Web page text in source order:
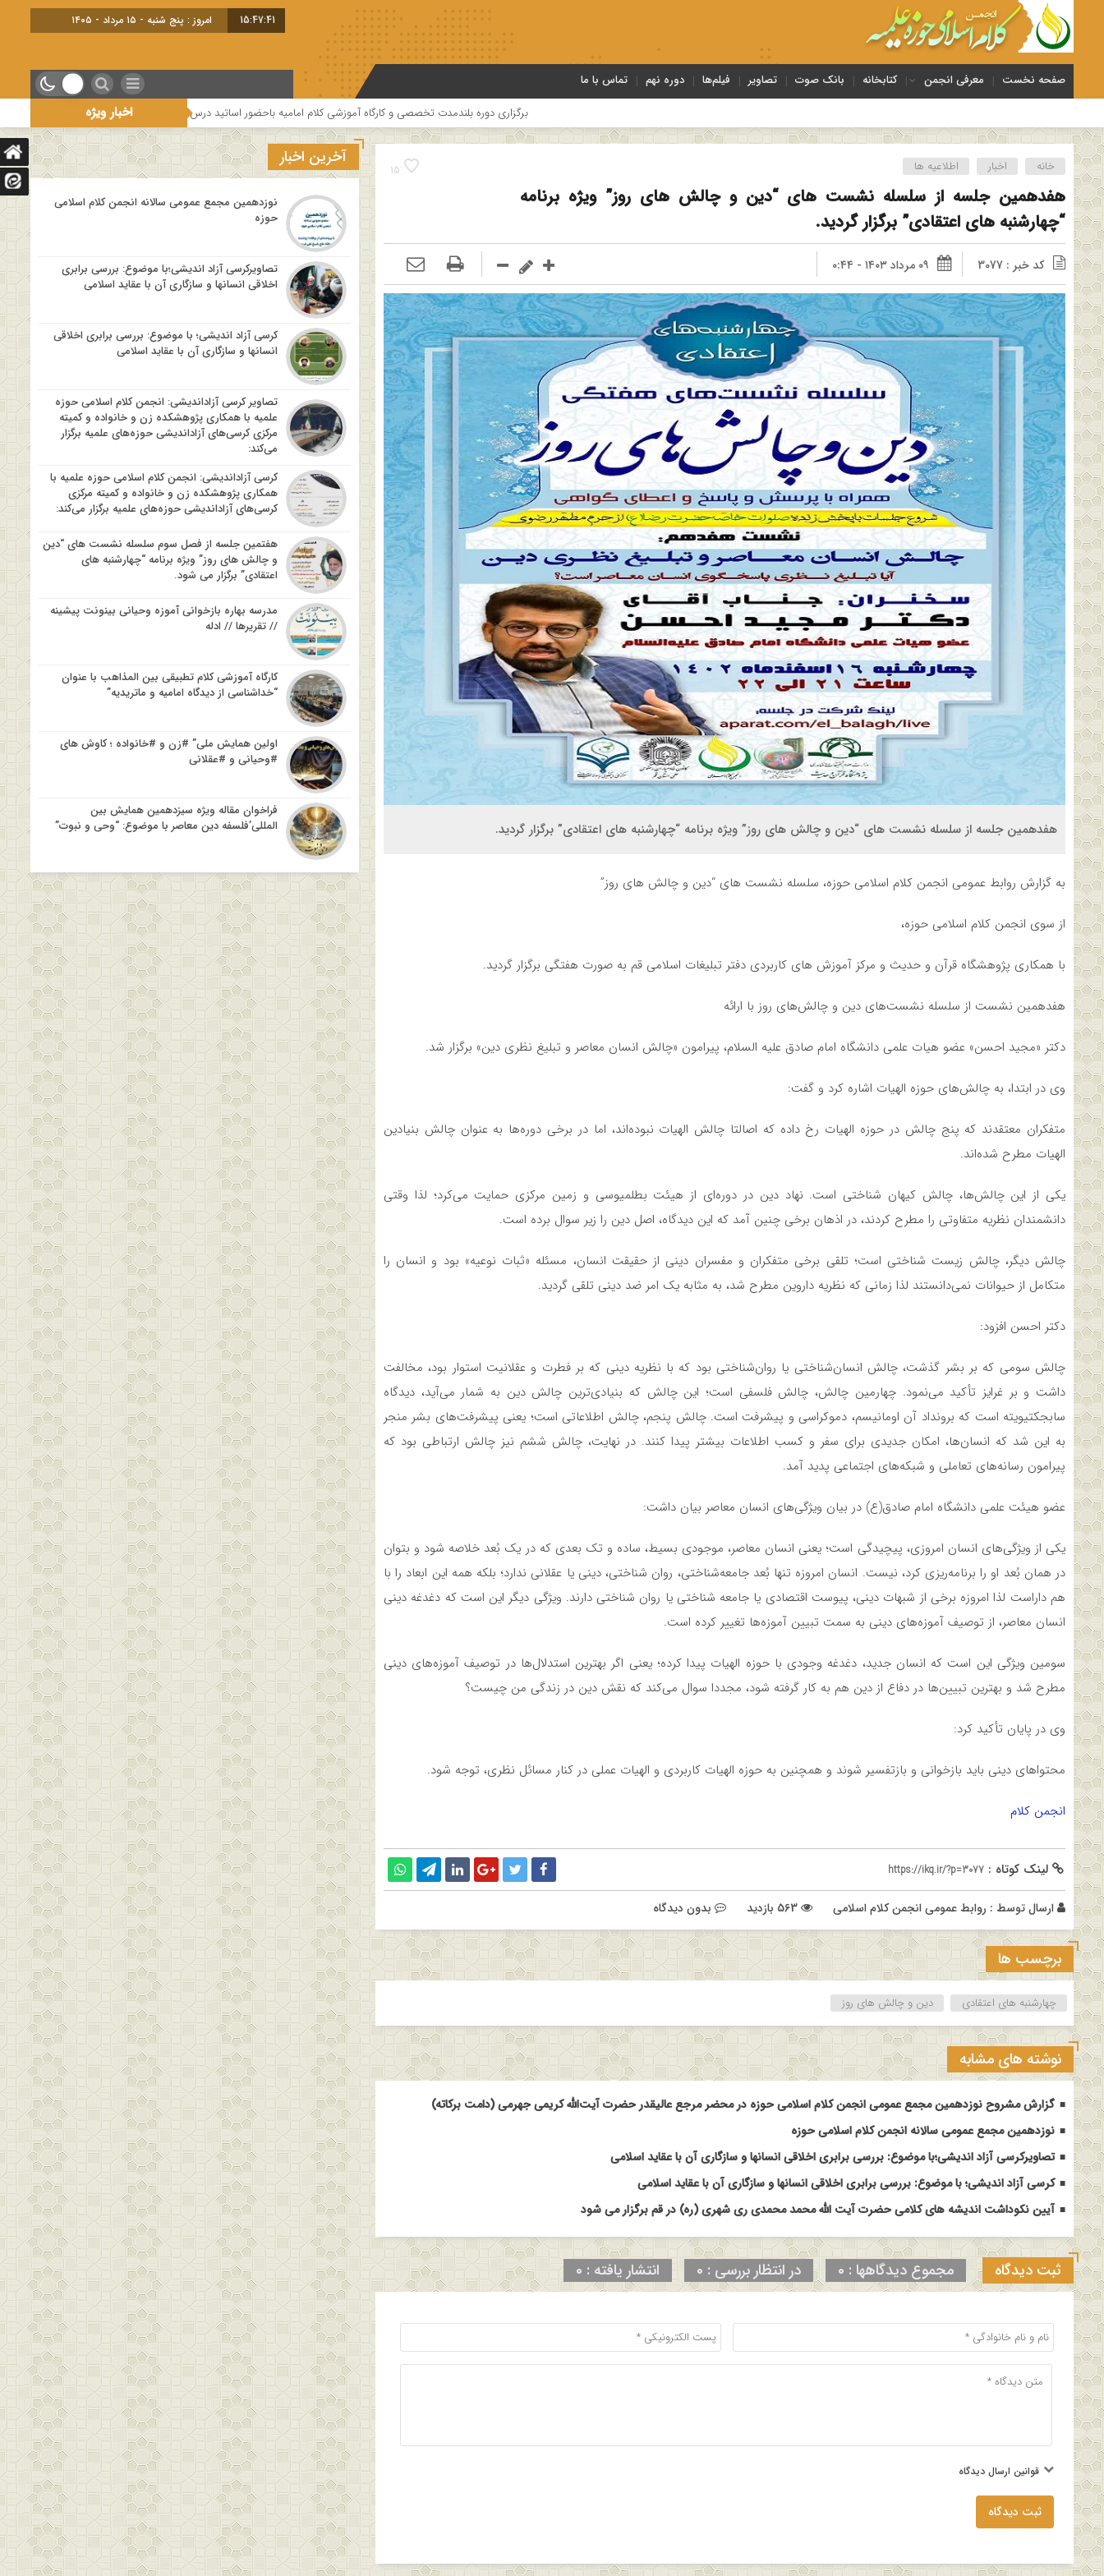
15:47:42 امروز : پنج شنبه - ۱۵ مرداد - ۱۴۰۵
صفحه نخست معرفی انجمن کتابخانه بانک صوت تصاویر فیلم‌ها دوره نهم تماس با ما
اخبار ویژه برگزاری دوره بلندمدت تخصصی و کارگاه آموزشی کلام امامیه باحضور اساتید درس خارج کلام و اساتید حوزه و دانشگاه هفتمین جلسه از فصل
15 خانه اخبار اطلاعیه ها
هفدهمین جلسه از سلسله نشست های “دین و چالش های روز” ویژه برنامه
“چهارشنبه های اعتقادی” برگزار گردید.
کد خبر : 3077 ۰۹ مرداد ۱۴۰۳ - ۰:۴۴
هفدهمین جلسه از سلسله نشست های “دین و چالش های روز” ویژه برنامه “چهارشنبه های اعتقادی” برگزار گردید.
به گزارش روابط عمومی انجمن کلام اسلامی حوزه، سلسله نشست های “دین و چالش های روز”
از سوی انجمن کلام اسلامی حوزه،
با همکاری پژوهشگاه قرآن و حدیث و مرکز آموزش های کاربردی دفتر تبلیغات اسلامی قم به صورت هفتگی برگزار گردید.
هفدهمین نشست از سلسله نشست‌های دین و چالش‌های روز با ارائه
دکتر «مجید احسن» عضو هیات علمی دانشگاه امام صادق علیه السلام، پیرامون «چالش انسان معاصر و تبلیغ نظری دین» برگزار شد.
وی در ابتدا، به چالش‌های حوزه الهیات اشاره کرد و گفت:
متفکران معتقدند که پنج چالش در حوزه الهیات رخ داده که اصالتا چالش الهیات نبوده­‌اند، اما در برخی دوره‌ها به عنوان چالش بنیادین
الهیات مطرح شده­‌اند.
یکی از این چالش‌ها، چالش کیهان شناختی است. نهاد دین در دوره‌ای از هیئت بطلمیوسی و زمین مرکزی حمایت می‌کرد؛ لذا وقتی
دانشمندان نظریه متفاوتی را مطرح کردند، در اذهان برخی چنین آمد که این دیدگاه، اصل دین را زیر سوال برده است.
چالش دیگر، چالش زیست شناختی است؛ تلقی برخی متفکران و مفسران دینی از حقیقت انسان، مسئله «ثبات نوعیه» بود و انسان را
متکامل از حیوانات نمی‌دانستند لذا زمانی که نظریه داروین مطرح شد، به مثابه یک امر ضد دینی تلقی گردید.
دکتر احسن افزود:
چالش سومی که بر بشر گذشت، چالش انسان‌شناختی یا روان‌شناختی بود که با نظریه دینی که بر فطرت و عقلانیت استوار بود، مخالفت
داشت و بر غرایز تأکید می‌نمود. چهارمین چالش، چالش فلسفی است؛ این چالش که بنیادی‌ترین چالش دین به شمار می‌آید، دیدگاه
سابجکتیویته است که برونداد آن اومانیسم، دموکراسی و پیشرفت است. چالش پنجم، چالش اطلاعاتی است؛ یعنی پیشرفت‌های بشر منجر
به این شد که انسان‌ها، امکان جدیدی برای سفر و کسب اطلاعات بیشتر پیدا کنند. در نهایت، چالش ششم نیز چالش ارتباطی بود که
پیرامون رسانه‌های تعاملی و شبکه‌های اجتماعی پدید آمد.
عضو هیئت علمی دانشگاه امام صادق(ع) در بیان ویژگی­‌های انسان معاصر بیان داشت:
یکی از ویژگی‌های انسان امروزی، پیچیدگی است؛ یعنی انسان معاصر، موجودی بسیط، ساده و تک بعدی که در یک بُعد خلاصه شود و بتوان
در همان بُعد او را برنامه‌ریزی کرد، نیست. انسان امروزه تنها بُعد جامعه‌شناختی، روان شناختی، دینی یا عقلانی ندارد؛ بلکه همه این ابعاد را با
هم داراست لذا امروزه برخی از شبهات دینی، پیوست اقتصادی یا جامعه شناختی یا روان شناختی دارند. ویژگی دیگر این است که دغدغه دینی
انسان معاصر، از توصیف آموزه‌های دینی به سمت تبیین آموزه‌ها تغییر کرده است.
سومین ویژگی این است که انسان جدید، دغدغه وجودی با حوزه الهیات پیدا کرده؛ یعنی اگر بهترین استدلال‌ها در توصیف آموزه‌های دینی
مطرح شد و بهترین تبیین‌ها در دفاع از دین هم به کار گرفته شود، مجددا سوال می‌کند که نقش دین در زندگی من چیست؟
وی در پایان تأکید کرد:
محتواهای دینی باید بازخوانی و بازتفسیر شوند و همچنین به حوزه الهیات کاربردی و الهیات عملی در کنار مسائل نظری، توجه شود.
انجمن کلام
لینک کوتاه : https://ikq.ir/?p=3077
ارسال توسط : روابط عمومی انجمن کلام اسلامی بدون دیدگاه
برچسب ها
چهارشنبه های اعتقادی دین و چالش های روز
نوشته های مشابه
گزارش مشروح نوزدهمین مجمع عمومی انجمن کلام اسلامی حوزه در محضر مرجع عالیقدر حضرت آیت‌الله کریمی جهرمی (دامت برکاته)
نوزدهمین مجمع عمومی سالانه انجمن کلام اسلامی حوزه
تصاویرکرسی آزاد اندیشی؛با موضوع: بررسی برابری اخلاقی انسانها و سازگاری آن با عقاید اسلامی
کرسی آزاد اندیشی؛ با موضوع: بررسی برابری اخلاقی انسانها و سازگاری آن با عقاید اسلامی
آیین نکوداشت اندیشه های کلامی حضرت آیت الله محمد محمدی ری شهری (ره) در قم برگزار می شود
ثبت دیدگاه مجموع دیدگاهها : 0 در انتظار بررسی : 0 انتشار یافته : 0
قوانین ارسال دیدگاه
ثبت دیدگاه
آخرین اخبار
نوزدهمین مجمع عمومی سالانه انجمن کلام اسلامی
حوزه
تصاویرکرسی آزاد اندیشی؛با موضوع: بررسی برابری
اخلاقی انسانها و سازگاری آن با عقاید اسلامی
کرسی آزاد اندیشی؛ با موضوع: بررسی برابری اخلاقی
انسانها و سازگاری آن با عقاید اسلامی
تصاویر کرسی آزاداندیشی: انجمن کلام اسلامی حوزه
علمیه با همکاری پژوهشکده زن و خانواده و کمیته
مرکزی کرسی‌های آزاداندیشی حوزه‌های علمیه برگزار
می‌کند:
کرسی آزاداندیشی: انجمن کلام اسلامی حوزه علمیه با
همکاری پژوهشکده زن و خانواده و کمیته مرکزی
کرسی‌های آزاداندیشی حوزه‌های علمیه برگزار می‌کند:
هفتمین جلسه از فصل سوم سلسله نشست های “دین
و چالش های روز” ویژه برنامه “چهارشنبه های
اعتقادی” برگزار می شود.
مدرسه بهاره بازخوانی آموزه وحیانی بینونت پیشینه
// تقریرها // ادله
کارگاه آموزشی کلام تطبیقی بین المذاهب با عنوان
“خداشناسی از دیدگاه امامیه و ماتریدیه”
اولین همایش ملی” #زن و #خانواده ؛ کاوش های
#وحیانی و #عقلانی
فراخوان مقاله ویژه سیزدهمین همایش بین
المللی’فلسفه دین معاصر با موضوع: “وحی و نبوت”